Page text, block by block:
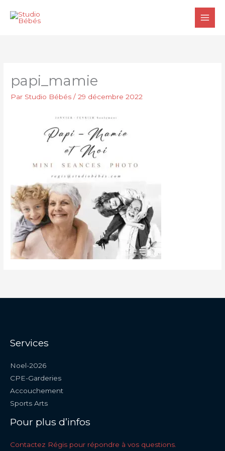
papi_mamie
Par Studio Bébés/29 décembre 2022
Services
Noel-2026
CPE-Garderies
Accouchement
Sports Arts
Pour plus d’infos
Contactez Régis pour répondre à vos questions.